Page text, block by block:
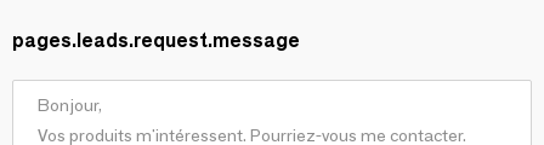
pages.leads.request.message